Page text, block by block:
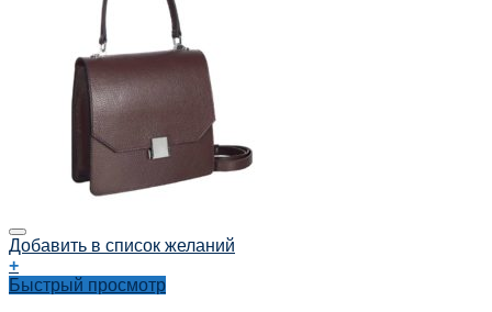
Добавить в список желаний
+
Быстрый просмотр